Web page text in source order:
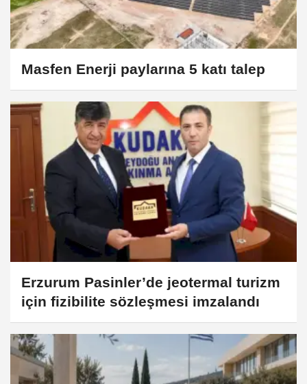
Masfen Enerji paylarına 5 katı talep
Erzurum Pasinler’de jeotermal turizm
için fizibilite sözleşmesi imzalandı